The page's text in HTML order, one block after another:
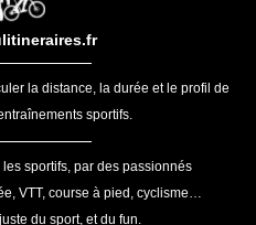
la distance, la durée et le profil de
sportifs.
sportifs, par des passionnés
VTT, course à pied, cyclisme…
juste du sport, et du fun.